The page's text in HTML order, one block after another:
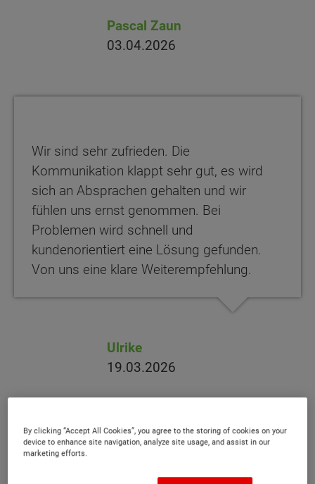
Pascal Zaun
03.04.2026
Wir sind sehr zufrieden. Die
Kommunikation klappt sehr gut, es wird
sich an Absprachen gehalten und wir
fühlen uns ernst genommen. Bei
Problemen wird schnell und
kundenorientiert eine Lösung gefunden.
Von uns eine klare Weiterempfehlung.
Ulrike
19.03.2026
Ein sehr guter Partner für den Hausbau.
By clicking “Accept All Cookies”, you agree to the storing of cookies on your
device to enhance site navigation, analyze site usage, and assist in our
marketing efforts.